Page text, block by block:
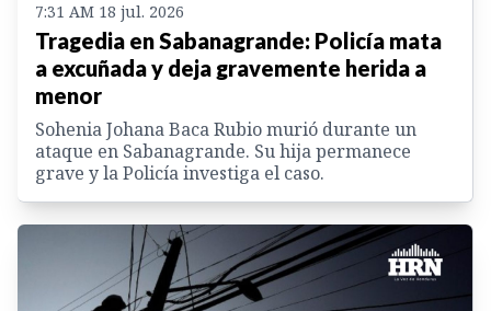
7:31 AM 18 jul. 2026
Tragedia en Sabanagrande: Policía mata
a excuñada y deja gravemente herida a
menor
Sohenia Johana Baca Rubio murió durante un
ataque en Sabanagrande. Su hija permanece
grave y la Policía investiga el caso.